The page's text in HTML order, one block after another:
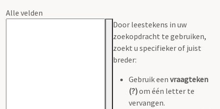
Alle velden
Door leestekens in uw
zoekopdracht te gebruiken,
zoekt u specifieker of juist
breder:
Gebruik een vraagteken
(?)om één letter te
vervangen.